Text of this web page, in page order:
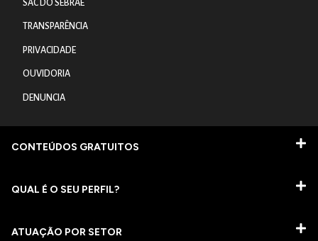
SAC DO SEBRAE
TRANSPARÊNCIA
PRIVACIDADE
OUVIDORIA
DENUNCIA
CONTEÚDOS GRATUITOS
QUAL É O SEU PERFIL?
ATUAÇÃO POR SETOR